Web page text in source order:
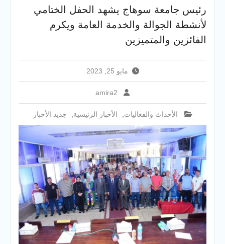
والخدمية بجامعة سوهاج
الجديدة
جامعة سوهاج تفتح أبوابها
لطلاب الثانوية العامة فى أولى
أيام المرحلة الأولى للتنسيق
الإلكتروني للقبول بالجامعات
رئيس جامعة سوهاج يشهد الحفل الختامي
لأنشطة الجوالة والخدمة العامة ويكرم
الفائزين والمتميزين
مايو 25, 2023
amira2
الأحداث والفعاليات الأخبار الرئيسية جديد الأخبار